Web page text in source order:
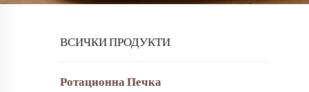
ВСИЧКИ ПРОДУКТИ
Ротационна Печка